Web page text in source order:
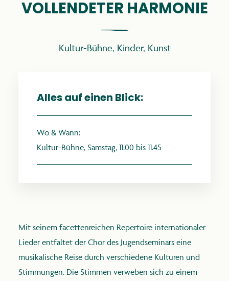
VOLLENDETER HARMONIE
Kultur-Bühne, Kinder, Kunst
Alles auf einen Blick:
Wo & Wann:
Kultur-Bühne, Samstag, 11.00 bis 11.45
Mit seinem facettenreichen Repertoire internationaler
Lieder entfaltet der Chor des Jugendseminars eine
musikalische Reise durch verschiedene Kulturen und
Stimmungen. Die Stimmen verweben sich zu einem